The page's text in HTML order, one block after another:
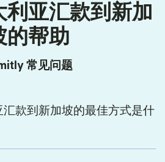
亚汇款到新加
的帮助
常见问题
汇款到新加坡的最佳方式是什